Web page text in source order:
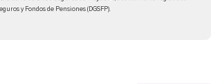
y Fondos de Pensiones (DGSFP).